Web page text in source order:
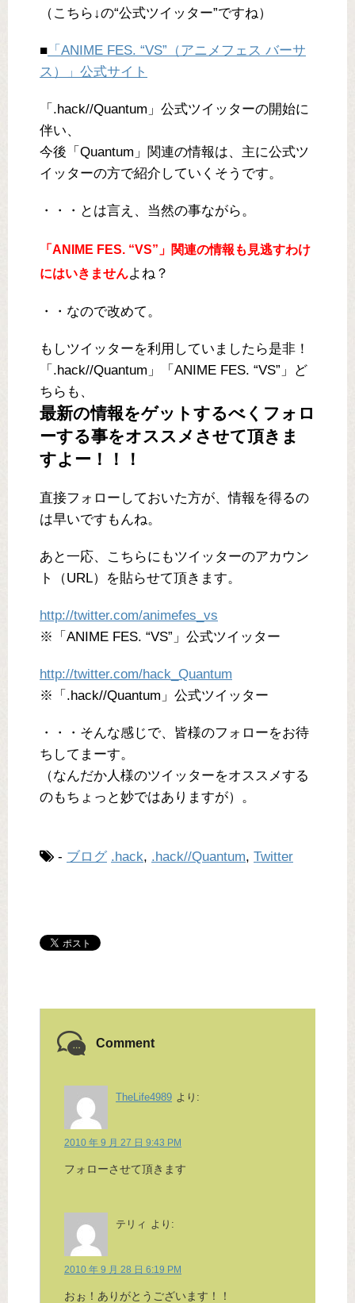
（こちら↓の“公式ツイッター”ですね）
■ 「ANIME FES. “VS”（アニメフェス バーサ
ス）」公式サイト
「.hack//Quantum」公式ツイッターの開始に
伴い、
今後「Quantum」関連の情報は、主に公式ツ
イッターの方で紹介していくそうです。
・・・とは言え、当然の事ながら。
「ANIME FES. “VS”」関連の情報も見逃すわけ
にはいきませんよね？
・・なので改めて。
もしツイッターを利用していましたら是非！
「.hack//Quantum」「ANIME FES. “VS”」ど
ちらも、
最新の情報をゲットするべくフォロ
ーする事をオススメさせて頂きま
すよー！！！
直接フォローしておいた方が、情報を得るの
は早いですもんね。
あと一応、こちらにもツイッターのアカウン
ト（URL）を貼らせて頂きます。
http://twitter.com/animefes_vs
※「ANIME FES. “VS”」公式ツイッター
http://twitter.com/hack_Quantum
※「.hack//Quantum」公式ツイッター
・・・そんな感じで、皆様のフォローをお待
ちしてまーす。
（なんだか人様のツイッターをオススメする
のもちょっと妙ではありますが）。
- ブログ .hack, .hack//Quantum, Twitter
Comment
TheLife4989 より:
2010 年 9 月 27 日 9:43 PM
フォローさせて頂きます
テリィ より:
2010 年 9 月 28 日 6:19 PM
おぉ！ありがとうございます！！